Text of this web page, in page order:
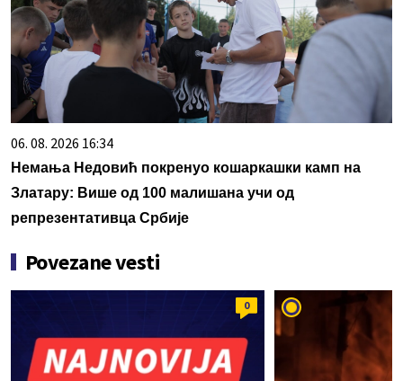
06. 08. 2026 16:34
Немања Недовић покренуо кошаркашки камп на
Златару: Више од 100 малишана учи од
репрезентативца Србије
Povezane vesti
0